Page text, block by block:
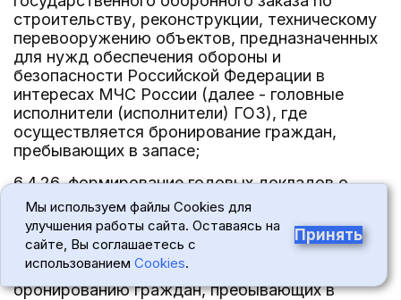
строительству, реконструкции, техническому
перевооружению объектов, предназначенных
для нужд обеспечения обороны и
безопасности Российской Федерации в
интересах МЧС России (далее - головные
исполнители (исполнители) ГОЗ), где
осуществляется бронирование граждан,
пребывающих в запасе;
6.4.26. формирование годовых докладов о
состоянии работы по бронированию граждан,
пребывающих в запасе;
6.4.27. подготовку предложений, направленных
на совершенствование работы по
бронированию граждан, пребывающих в
Мы используем файлы Cookies для
улучшения работы сайта. Оставаясь на
сайте, Вы соглашаетесь с
использованием Cookies.
Принять